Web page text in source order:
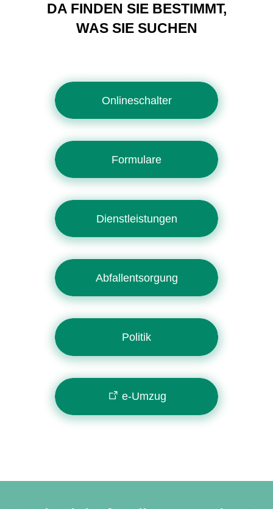
DA FINDEN SIE BESTIMMT,
WAS SIE SUCHEN
Onlineschalter
Formulare
Dienstleistungen
Abfallentsorgung
Politik
e-Umzug